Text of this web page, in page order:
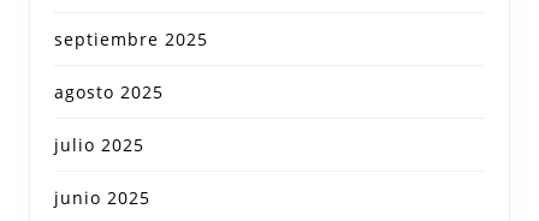
septiembre 2025
agosto 2025
julio 2025
junio 2025